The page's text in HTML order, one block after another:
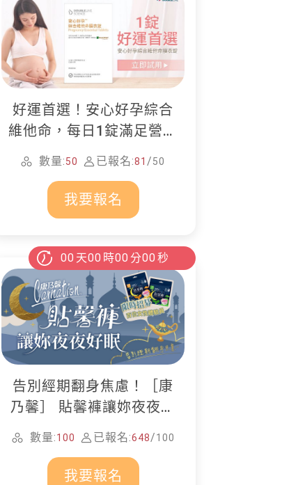
好運首選！安心好孕綜合
維他命，每日1錠滿足營養
所需
數量:50 已報名:81 /50
我要報名
00 天00 時00 分00 秒
告別經期翻身焦慮！［康
乃馨］ 貼馨褲讓妳夜夜好
數量:100 已報名:648/100
我要報名